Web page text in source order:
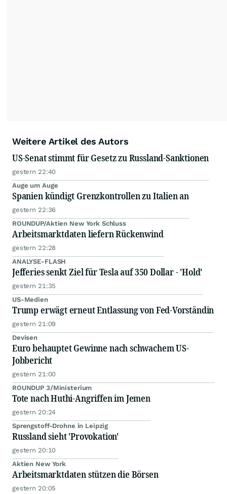
Weitere Artikel des Autors
US-Senat stimmt für Gesetz zu Russland-Sanktionen
gestern 22:40
Auge um Auge
Spanien kündigt Grenzkontrollen zu Italien an
gestern 22:36
ROUNDUP/Aktien New York Schluss
Arbeitsmarktdaten liefern Rückenwind
gestern 22:28
ANALYSE-FLASH
Jefferies senkt Ziel für Tesla auf 350 Dollar - 'Hold'
gestern 21:35
US-Medien
Trump erwägt erneut Entlassung von Fed-Vorständin
gestern 21:09
Devisen
Euro behauptet Gewinne nach schwachem US-
Jobbericht
gestern 21:00
ROUNDUP 3/Ministerium
Tote nach Huthi-Angriffen im Jemen
gestern 20:24
Sprengstoff-Drohne in Leipzig
Russland sieht 'Provokation'
gestern 20:10
Aktien New York
Arbeitsmarktdaten stützen die Börsen
gestern 20:05